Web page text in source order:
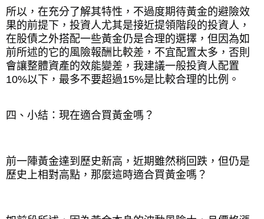
所以，在充分了解其特性，不過度期待黃金的避險效
果的前提下，投資人尤其是接近提領階段的投資人，
在股債之外搭配一些黃金仍是合理的選擇，但因為如
前所述的它的風險報酬比較差，不宜配置太多，否則
會讓整體資產的效能變差，我建議一般投資人配置
10%以下，最多不要超過15%是比較合理的比例。
四、小結：現在適合買黃金嗎？
前一陣黃金達到歷史新高，近期雖然稍回跌，但仍是
歷史上相對高點，那麼這時適合買黃金嗎？